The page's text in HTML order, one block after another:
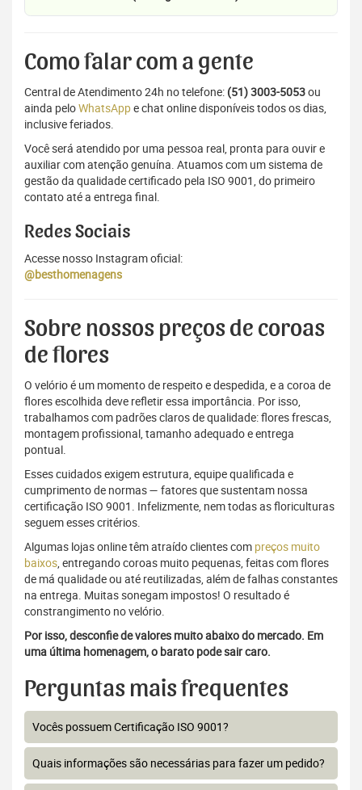
Como falar com a gente
Central de Atendimento 24h no telefone: (51) 3003-5053ou
ainda peloWhatsAppe chat online disponíveis todos os dias,
inclusive feriados.
Você será atendido por uma pessoa real, pronta para ouvir e
auxiliar com atenção genuína. Atuamos com um sistema de
gestão da qualidade certificado pela ISO 9001, do primeiro
contato até a entrega final.
Redes Sociais
Acesse nosso Instagram oficial:
@besthomenagens
Sobre nossos preços de coroas
de flores
O velório é um momento de respeito e despedida, e a coroa de
flores escolhida deve refletir essa importância. Por isso,
trabalhamos com padrões claros de qualidade: flores frescas,
montagem profissional, tamanho adequado e entrega
pontual.
Esses cuidados exigem estrutura, equipe qualificada e
cumprimento de normas — fatores que sustentam nossa
certificação ISO 9001. Infelizmente, nem todas as floriculturas
seguem esses critérios.
Algumas lojas online têm atraído clientes com preços muito
baixos, entregando coroas muito pequenas, feitas com flores
de má qualidade ou até reutilizadas, além de falhas constantes
na entrega. Muitas sonegam impostos! O resultado é
constrangimento no velório.
Por isso, desconfie de valores muito abaixo do mercado. Em
uma última homenagem, o barato pode sair caro.
Perguntas mais frequentes
Vocês possuem Certificação ISO 9001?
Quais informações são necessárias para fazer um pedido?